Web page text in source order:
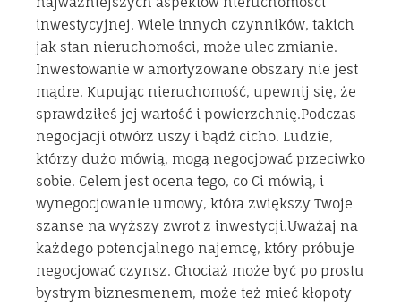
inwestycyjnej. Wiele innych czynników, takich
jak stan nieruchomości, może ulec zmianie.
Inwestowanie w amortyzowane obszary nie jest
mądre. Kupując nieruchomość, upewnij się, że
sprawdziłeś jej wartość i powierzchnię.Podczas
negocjacji otwórz uszy i bądź cicho. Ludzie,
którzy dużo mówią, mogą negocjować przeciwko
sobie. Celem jest ocena tego, co Ci mówią, i
wynegocjowanie umowy, która zwiększy Twoje
szanse na wyższy zwrot z inwestycji.Uważaj na
każdego potencjalnego najemcę, który próbuje
negocjować czynsz. Chociaż może być po prostu
bystrym biznesmenem, może też mieć kłopoty